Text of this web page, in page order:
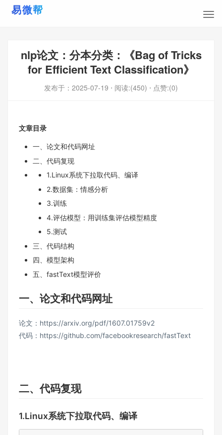
nlp论文：分本分类：《Bag of Tricks
for Efficient Text Classification》
发布于： 2025-07-19 ⋅ 阅读:(450) ⋅ 点赞:(0)
文章目录
一、论文和代码网址
二、代码复现
1.Linux系统下拉取代码、编译
2.数据集：情感分析
3.训练
4.评估模型：用训练集评估模型精度
5.测试
三、代码结构
四、模型架构
五、fastText模型评价
一、论文和代码网址
论文： https://arxiv.org/pdf/1607.01759v2
代码： https://github.com/facebookresearch/fastText
二、代码复现
1.Linux系统下拉取代码、编译